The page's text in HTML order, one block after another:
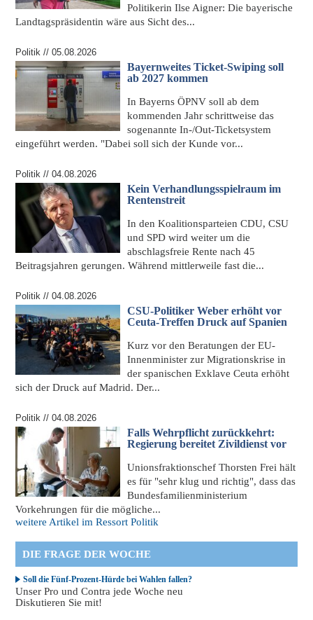
Politikerin Ilse Aigner: Die bayerische
Landtagspräsidentin wäre aus Sicht des...
Politik // 05.08.2026
Bayernweites Ticket-Swiping soll
ab 2027 kommen
In Bayerns ÖPNV soll ab dem
kommenden Jahr schrittweise das
sogenannte In-/Out-Ticketsystem
eingeführt werden. "Dabei soll sich der Kunde vor...
Politik // 04.08.2026
Kein Verhandlungsspielraum im
Rentenstreit
In den Koalitionsparteien CDU, CSU
und SPD wird weiter um die
abschlagsfreie Rente nach 45
Beitragsjahren gerungen. Während mittlerweile fast die...
Politik // 04.08.2026
CSU-Politiker Weber erhöht vor
Ceuta-Treffen Druck auf Spanien
Kurz vor den Beratungen der EU-
Innenministerzur Migrationskrise in
der spanischen Exklave Ceuta erhöht
sich der Druck auf Madrid. Der...
Politik // 04.08.2026
Falls Wehrpflicht zurückkehrt:
Regierung bereitet Zivildienst vor
Unionsfraktionschef Thorsten Frei hält
es für "sehr klug und richtig", dass das
Bundesfamilienministerium
Vorkehrungen für die mögliche...
weitere Artikel im Ressort Politik
DIE FRAGE DER WOCHE
Soll die Fünf-Prozent-Hürde bei Wahlen fallen?
Unser Pro und Contra jede Woche neu
Diskutieren Sie mit!